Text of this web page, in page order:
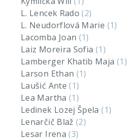
L. Lencek Rado(2)
L. Neudorflová Marie (1)
Lacomba Joan (1)
Laiz Moreira Sofia (1)
Lamberger Khatib Maja (1)
Larson Ethan (1)
Laušić Ante(1)
Lea Martha (1)
Ledinek Lozej Špela(1)
Lenarčič Blaž(2)
Lesar Irena(3)